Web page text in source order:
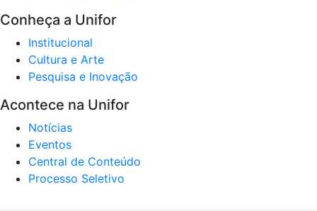
Conheça a Unifor
Institucional
Cultura e Arte
Pesquisa e Inovação
Acontece na Unifor
Notícias
Eventos
Central de Conteúdo
Processo Seletivo